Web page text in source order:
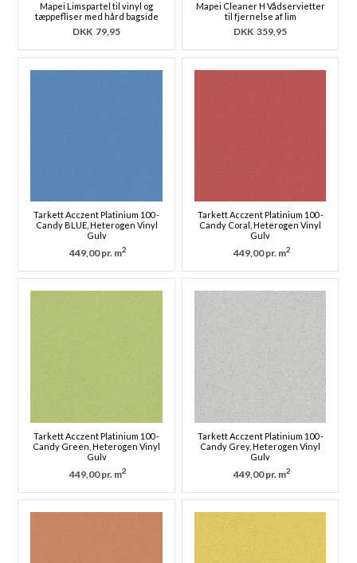
Mapei Limspartel til vinyl og
tæppefliser med hård bagside
DKK 79,95
Mapei Cleaner H Vådservietter
til fjernelse af lim
DKK359,95
Tarkett Acczent Platinium 100 -
Candy BLUE, Heterogen Vinyl
Gulv
449,00 pr. m2
Tarkett Acczent Platinium 100 -
Candy Coral, Heterogen Vinyl
Gulv
449,00 pr. m2
Tarkett Acczent Platinium 100 -
Candy Green, Heterogen Vinyl
Gulv
449,00 pr. m2
Tarkett Acczent Platinium 100 -
Candy Grey, Heterogen Vinyl
Gulv
449,00 pr. m2